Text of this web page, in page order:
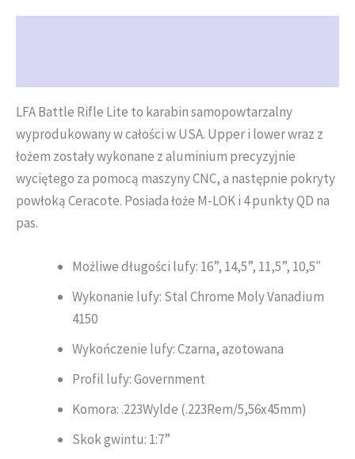
LFA Battle Rifle Lite to karabin samopowtarzalny
wyprodukowany w całości w USA. Upper i lower wraz z
łożem zostały wykonane z aluminium precyzyjnie
wyciętego za pomocą maszyny CNC, a następnie pokryty
powłoką Ceracote. Posiada łoże M-LOK i 4 punkty QD na
pas.
Możliwe długości lufy: 16”, 14,5”, 11,5”, 10,5″
Wykonanie lufy: Stal Chrome Moly Vanadium
4150
Wykończenie lufy: Czarna, azotowana
Profil lufy: Government
Komora: .223Wylde (.223Rem/5,56x45mm)
Skok gwintu: 1:7”